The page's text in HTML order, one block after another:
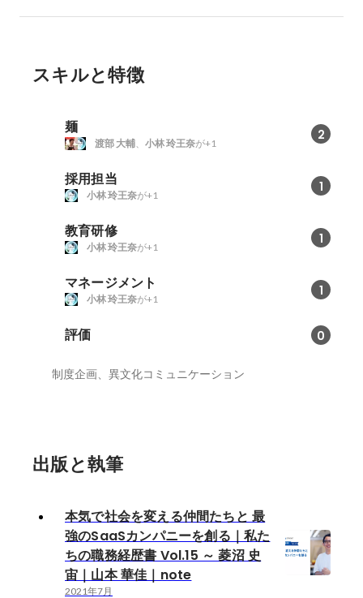
スキルと特徴
麺 2
渡部 大輔、 小林 玲王奈が+1
採用担当 1
小林 玲王奈が+1
教育研修 1
小林 玲王奈が+1
マネージメント 1
小林 玲王奈が+1
評価 0
制度企画、異文化コミュニケーション
出版と執筆
本気で社会を変える仲間たちと 最
強のSaaSカンパニーを創る｜私た
ちの職務経歴書 Vol.15 ～ 菱沼 史
宙｜山本 華佳｜note
2021年7月